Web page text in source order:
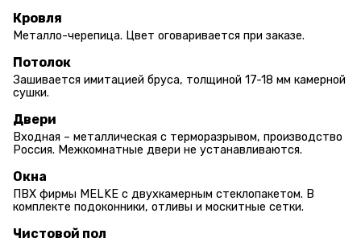
Кровля
Металло-черепица. Цвет оговаривается при заказе.
Потолок
Зашивается имитацией бруса, толщиной 17-18 мм камерной
сушки.
Двери
Входная – металлическая с терморазрывом, производство
Россия. Межкомнатные двери не устанавливаются.
Окна
ПВХ фирмы MELKE с двухкамерным стеклопакетом. В
комплекте подоконники, отливы и москитные сетки.
Чистовой пол